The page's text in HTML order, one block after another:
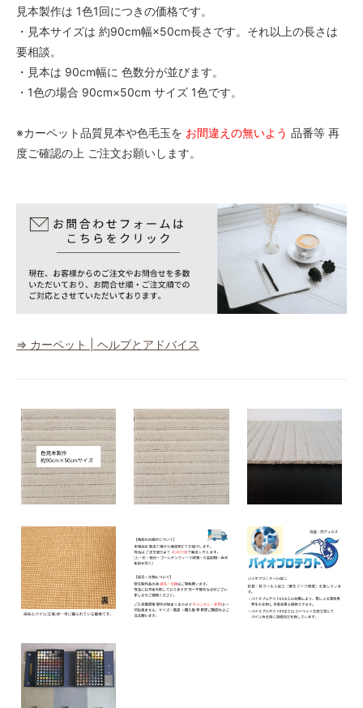
見本製作は 1色1回につきの価格です。
・見本サイズは 約90cm幅×50cm長さです。それ以上の長さは
要相談。
・見本は 90cm幅に 色数分が並びます。
・1色の場合 90cm×50cm サイズ 1色です。
※カーペット品質見本や色毛玉を お間違えの無いよう 品番等 再
度ご確認の上 ご注文お願いします。
⇒ カーペット | ヘルプとアドバイス